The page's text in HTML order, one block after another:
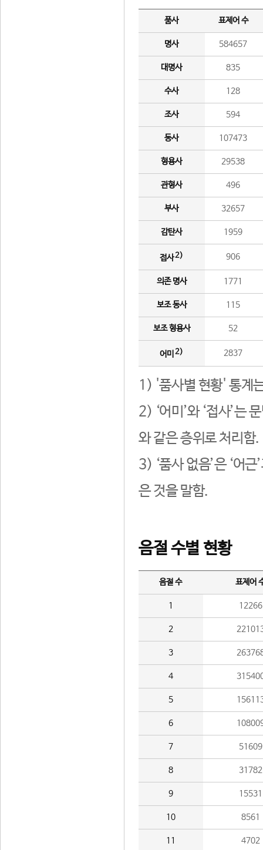
품사 표제어 수
명사 584657
대명사 835
수사 128
조사 594
동사 107473
형용사 29538
관형사 496
부사 32657
감탄사 1959
접사2) 906
의존 명사 1771
보조 동사 115
보조 형용사 52
어미 2) 2837
1) '품사별 현황' 통계
2) ‘어미’와 ‘접사’는
와 같은 층위로 처리함.
3) ‘품사 없음’은 ‘어
은 것을 말함.
음절 수별 현황
음절 수 표제어
1 12266
2
3
4
5
6
7 51609
8 31782
9 15531
10 8561
11 4702